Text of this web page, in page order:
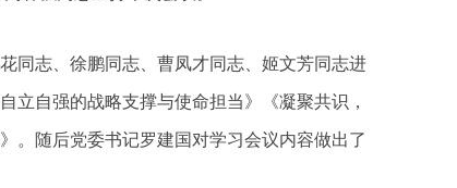
同志、徐鹏同志、曹凤才同志、姬文芳同志进
自强的战略支撑与使命担当》《凝聚共识，
。随后党委书记罗建国对学习会议内容做出了